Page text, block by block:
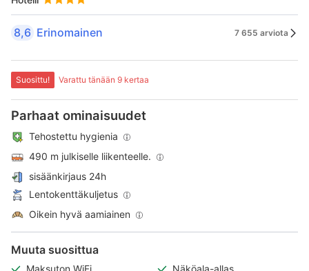
8,6 Erinomainen 7 655 arviota
Suosittu! Varattu tänään 9 kertaa
Parhaat ominaisuudet
Tehostettu hygienia
490 m julkiselle liikenteelle.
sisäänkirjaus 24h
Lentokenttäkuljetus
Oikein hyvä aamiainen
Muuta suosittua